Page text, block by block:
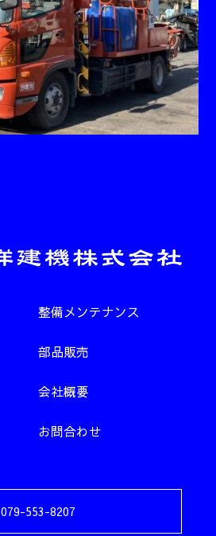
整備メンテナンス
部品販売
会社概要
お問合わせ
079-553-8207